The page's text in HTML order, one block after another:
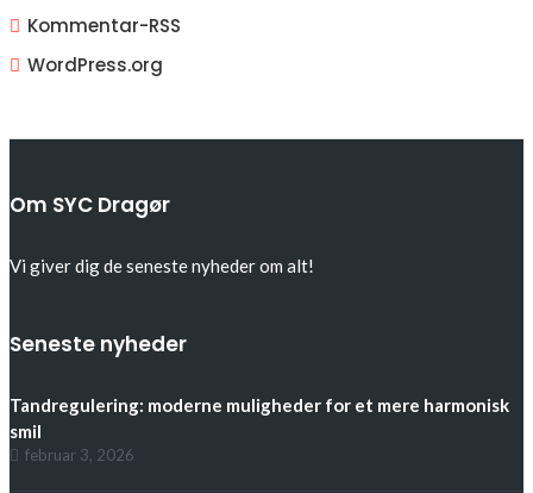
Kommentar-RSS
WordPress.org
Om SYC Dragør
Vi giver dig de seneste nyheder om alt!
Seneste nyheder
Tandregulering: moderne muligheder for et mere harmonisk
smil
februar 3, 2026